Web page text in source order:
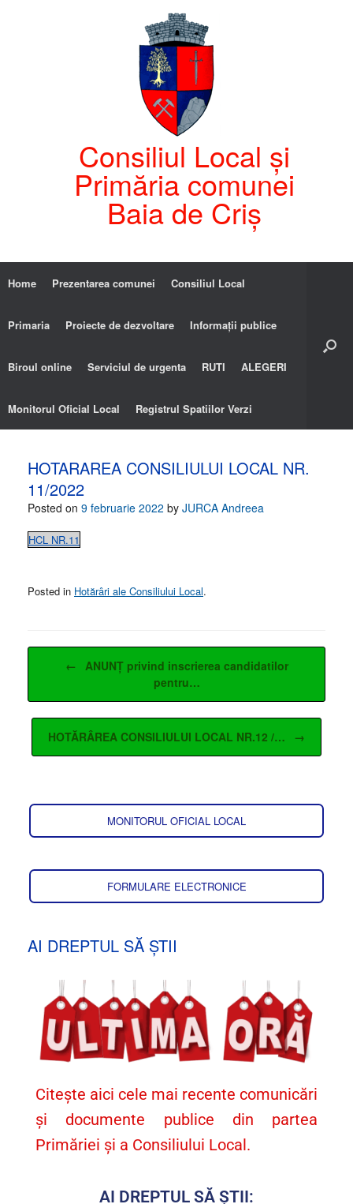
Consiliul Local și
Primăria comunei
Baia de Criș
Home Prezentarea comunei Consiliul Local
Primaria Proiecte de dezvoltare Informații publice
Biroul online Serviciul de urgenta RUTI ALEGERI
Monitorul Oficial Local Registrul Spatiilor Verzi
HOTARAREA CONSILIULUI LOCAL NR.
11/2022
Posted on 9 februarie 2022 by JURCA Andreea
HCL NR.11
Posted in Hotărâri ale Consiliului Local.
Post navigation
←
ANUNȚ privind inscrierea candidatilor
pentru…
HOTĂRÂREA CONSILIULUI LOCAL NR.12 /… →
MONITORUL OFICIAL LOCAL
FORMULARE ELECTRONICE
AI DREPTUL SĂ ȘTII
Citește aici cele mai recente comunicări
și documente publice din partea
Primăriei și a Consiliului Local.
AI DREPTUL SĂ ȘTII: